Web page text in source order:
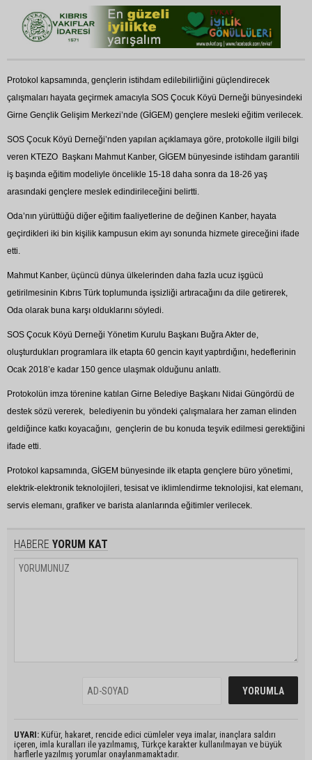
Protokol kapsamında, gençlerin istihdam edilebilirliğini güçlendirecek
çalışmaları hayata geçirmek amacıyla SOS Çocuk Köyü Derneği bünyesindeki
Girne Gençlik Gelişim Merkezi’nde (GİGEM) gençlere mesleki eğitim verilecek.
SOS Çocuk Köyü Derneği’nden yapılan açıklamaya göre, protokolle ilgili bilgi
veren KTEZO Başkanı Mahmut Kanber, GİGEM bünyesinde istihdam garantili
iş başında eğitim modeliyle öncelikle 15-18 daha sonra da 18-26 yaş
arasındaki gençlere meslek edindirileceğini belirtti.
Oda’nın yürüttüğü diğer eğitim faaliyetlerine de değinen Kanber, hayata
geçirdikleri iki bin kişilik kampusun ekim ayı sonunda hizmete gireceğini ifade
etti.
Mahmut Kanber, üçüncü dünya ülkelerinden daha fazla ucuz işgücü
getirilmesinin Kıbrıs Türk toplumunda işsizliği artıracağını da dile getirerek,
Oda olarak buna karşı olduklarını söyledi.
SOS Çocuk Köyü Derneği Yönetim Kurulu Başkanı Buğra Akter de,
oluşturdukları programlara ilk etapta 60 gencin kayıt yaptırdığını, hedeflerinin
Ocak 2018’e kadar 150 gence ulaşmak olduğunu anlattı.
Protokolün imza törenine katılan Girne Belediye Başkanı Nidai Güngördü de
destek sözü vererek, belediyenin bu yöndeki çalışmalara her zaman elinden
geldiğince katkı koyacağını, gençlerin de bu konuda teşvik edilmesi gerektiğini
ifade etti.
Protokol kapsamında, GİGEM bünyesinde ilk etapta gençlere büro yönetimi,
elektrik-elektronik teknolojileri, tesisat ve iklimlendirme teknolojisi, kat elemanı,
servis elemanı, grafiker ve barista alanlarında eğitimler verilecek.
HABERE YORUM KAT
UYARI: Küfür, hakaret, rencide edici cümleler veya imalar, inançlara saldırı
içeren, imla kuralları ile yazılmamış, Türkçe karakter kullanılmayan ve büyük
harflerle yazılmış yorumlar onaylanmamaktadır.